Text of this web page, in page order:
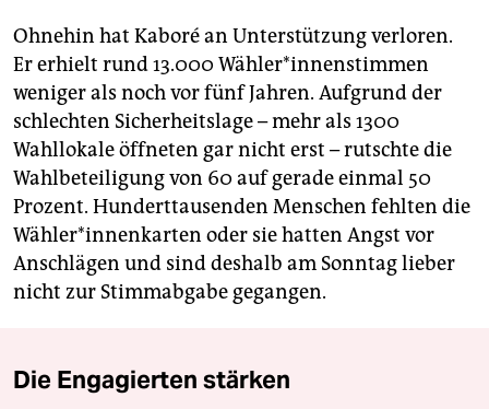
Ohnehin hat Kaboré an Unterstützung verloren.
Er erhielt rund 13.000 Wähler*innenstimmen
weniger als noch vor fünf Jahren. Aufgrund der
schlechten Sicherheitslage – mehr als 1300
Wahllokale öffneten gar nicht erst – rutschte die
Wahlbeteiligung von 60 auf gerade einmal 50
Prozent. Hunderttausenden Menschen fehlten die
Wähler*innenkarten oder sie hatten Angst vor
Anschlägen und sind deshalb am Sonntag lieber
nicht zur Stimmabgabe gegangen.
Die Engagierten stärken